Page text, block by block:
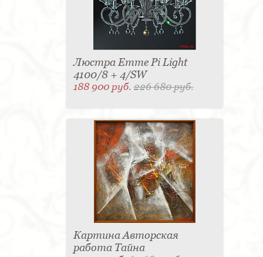
Люстра Emme Pi Light
4100/8 + 4/SW
188 900 руб.226 680 руб.
Картина Авторская
работа Тайна